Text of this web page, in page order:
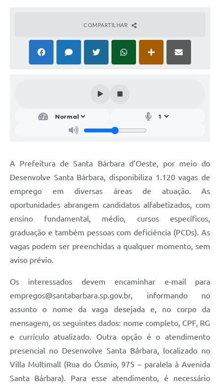
Certidão Negativa de Empresa
Parcerias com Organização da Sociedade Civil (OSC)
Conselhos Municipais
Principal
Galeria de Fotos
Notícias
Galeria de Vídeos
Links
Enquete
Jornal
Contato
Plano Municipal de Segurança Pública
COMPARTILHAR
A Prefeitura de Santa Bárbara d’Oeste, por meio do
Desenvolve Santa Bárbara, disponibiliza 1.120 vagas de
emprego em diversas áreas de atuação. As
oportunidades abrangem candidatos alfabetizados, com
ensino fundamental, médio, cursos específicos,
graduação e também pessoas com deficiência (PCDs). As
vagas podem ser preenchidas a qualquer momento, sem
aviso prévio.
Os interessados devem encaminhar e-mail para
empregos@santabarbara.sp.gov.br, informando no
assunto o nome da vaga desejada e, no corpo da
mensagem, os seguintes dados: nome completo, CPF, RG
e currículo atualizado. Outra opção é o atendimento
presencial no Desenvolve Santa Bárbara, localizado no
Villa Multimall (Rua do Ósmio, 975 – paralela à Avenida
Santa Bárbara). Para esse atendimento, é necessário